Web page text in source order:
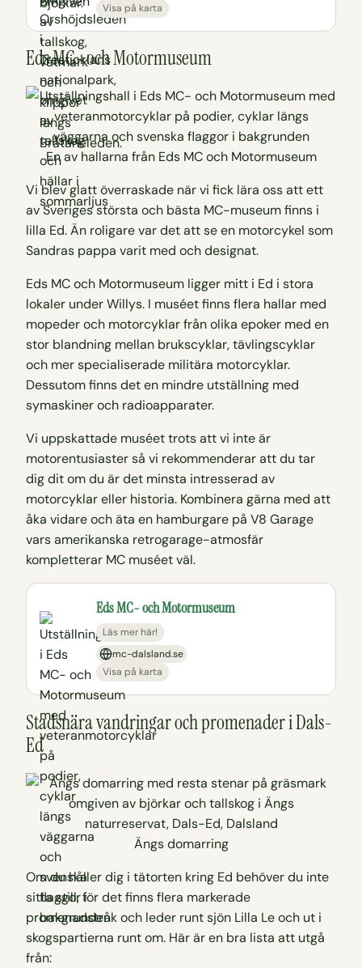
Visa på karta
Eds MC- och Motormuseum
En av hallarna från Eds MC och Motormuseum
Vi blev glatt överraskade när vi fick lära oss att ett
av Sveriges största och bästa MC-museum finns i
lilla Ed. Än roligare var det att se en motorcykel som
Sandras pappa varit med och designat.
Eds MC och Motormuseum ligger mitt i Ed i stora
lokaler under Willys. I muséet finns flera hallar med
mopeder och motorcyklar från olika epoker med en
stor blandning mellan brukscyklar, tävlingscyklar
och mer specialiserade militära motorcyklar.
Dessutom finns det en mindre utställning med
symaskiner och radioapparater.
Vi uppskattade muséet trots att vi inte är
motorentusiaster så vi rekommenderar att du tar
dig dit om du är det minsta intresserad av
motorcyklar eller historia. Kombinera gärna med att
åka vidare och äta en hamburgare på V8 Garage
vars amerikanska retrogarage-atmosfär
kompletterar MC muséet väl.
Eds MC- och Motormuseum
Läs mer här!
mc-dalsland.se
Visa på karta
Stadsnära vandringar och promenader i Dals-
Ed
Ängs domarring
Om du håller dig i tätorten kring Ed behöver du inte
sitta still, för det finns flera markerade
promenadstråk och leder runt sjön Lilla Le och ut i
skogspartierna runt om. Här är en bra lista att utgå
från: